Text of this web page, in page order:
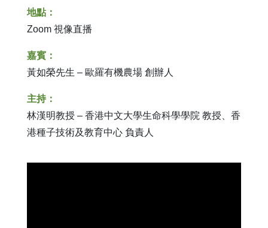
地點：
Zoom 視像直播
嘉賓：
黃如榮先生 – 歐羅有機農場 創辦人
主持：
林漢明教授 – 香港中文大學生命科學學院 教授、香
港種子技術及教育中心 負責人